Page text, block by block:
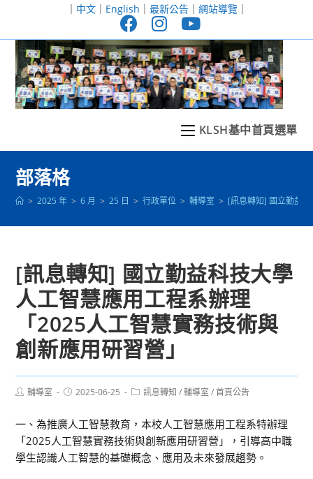
至
｜ 中文｜ English ｜ 最新公告｜ 網站導覽｜
KLSH基中首頁選單
部落格
> 2025 年 > 6 月 > 25 日 > 行政單位 > 輔導室 > [訊息轉知] 國立勤益
[訊息轉知] 國立勤益科技大學
人工智慧應用工程系辦理
「2025人工智慧實務技術與
創新應用研習營」
Post輔導室
Post2025-06-25
Post訊息轉知 / 輔導室 / 首頁公告
一、為推廣人工智慧教育，本校人工智慧應用工程系特辦理
「2025人工智慧實務技術與創新應用研習營」，引導高中職
學生認識人工智慧的基礎概念、應用及未來發展趨勢。